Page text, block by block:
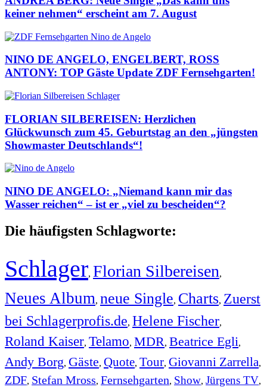
keiner nehmen“ erscheint am 7. August
NINO DE ANGELO, ENGELBERT, ROSS
ANTONY: TOP Gäste Update ZDF Fernsehgarten!
FLORIAN SILBEREISEN: Herzlichen
Glückwunsch zum 45. Geburtstag an den „jüngsten
Showmaster Deutschlands“!
NINO DE ANGELO: „Niemand kann mir das
Wasser reichen“ – ist er „viel zu bescheiden“?
Die häufigsten Schlagworte:
Schlager, Florian Silbereisen,
Neues Album, neue Single, Charts, Zuerst
bei Schlagerprofis.de, Helene Fischer,
Roland Kaiser, Telamo, MDR, Beatrice Egli,
Andy Borg, Gäste, Quote, Tour, Giovanni Zarrella,
ZDF, Stefan Mross, Fernsehgarten, Show, Jürgens TV,